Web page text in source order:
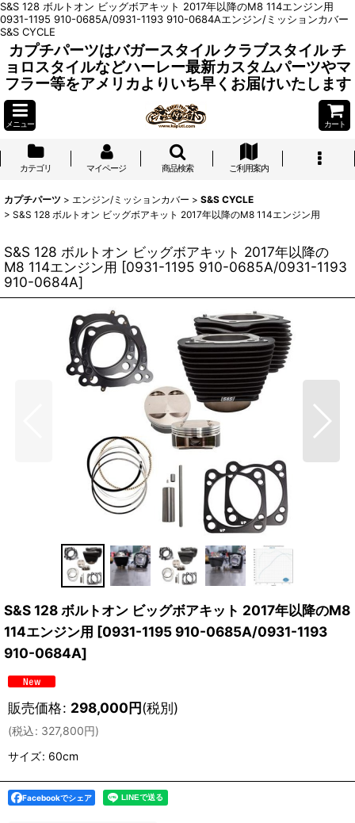
S&S 128 ボルトオン ビッグボアキット 2017年以降のM8 114エンジン用
0931-1195 910-0685A/0931-1193 910-0684Aエンジン/ミッションカバー
S&S CYCLE
カプチパーツはバガースタイル クラブスタイル チ
ョロスタイルなどハーレー最新カスタムパーツやマ
フラー等をアメリカよりいち早くお届けいたします
メニュー カート
カテゴリ マイページ 商品検索 ご利用案内
カプチパーツ > エンジン/ミッションカバー > S&S CYCLE
> S&S 128 ボルトオン ビッグボアキット 2017年以降のM8 114エンジン用
S&S 128 ボルトオン ビッグボアキット 2017年以降の
M8 114エンジン用 [0931-1195 910-0685A/0931-1193
910-0684A]
S&S 128 ボルトオン ビッグボアキット 2017年以降のM8
114エンジン用 [0931-1195 910-0685A/0931-1193
910-0684A]
販売価格: 298,000円(税別)
(税込: 327,800円)
サイズ: 60cm
Facebookでシェア